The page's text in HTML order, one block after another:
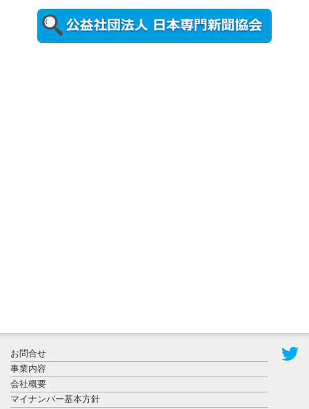
ォトスポッ
ト （8...
県警等と大
規模災害時
連携協定を
締結し...
お問合せ
事業内容
会社概要
マイナンバー基本方針